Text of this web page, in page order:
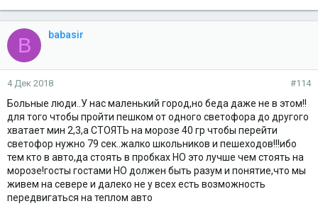
B babasir
4 Дек 2018 #114
Больные люди..У нас маленький город,но беда даже не в этом!!
для того чтобы пройти пешком от одного светофора до другого
хватает мин 2,3,а СТОЯТЬ на морозе 40 гр чтобы перейти
светофор нужно 79 сек..жалко школьников и пешеходов!!!ибо
тем кто в авто,да стоять в пробках НО это лучше чем стоять на
морозе!госты гостами НО должен быть разум и понятие,что мы
живем на севере и далеко не у всех есть возможность
передвигаться на теплом авто